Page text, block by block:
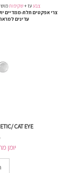
צבעעז +שקיפות
צרי אפקטיםתלת-ממדיים
עדינים
CAT EYE
יומן